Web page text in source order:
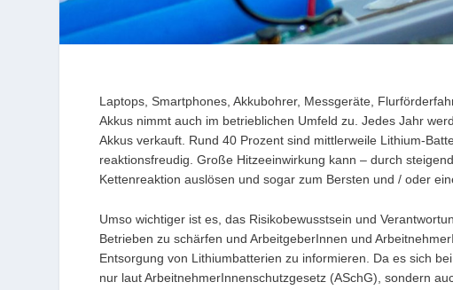
Laptops, Smartphones, Akkubohrer, Messgeräte,
Akkus nimmt auch im betrieblichen Umfeld zu. Jedes Jahr
Akkus verkauft. Rund 40 Prozent sind mittlerweile Lithium-
reaktionsfreudig. Große Hitzeeinwirkung kann – durch
Kettenreaktion auslösen und sogar zum Bersten und / oder
Umso wichtiger ist es, das Risikobewusstsein und
Betrieben zu schärfen und ArbeitgeberInnen und
Entsorgung von Lithiumbatterien zu informieren. Da es sich
nur laut ArbeitnehmerInnenschutzgesetz (ASchG), sondern